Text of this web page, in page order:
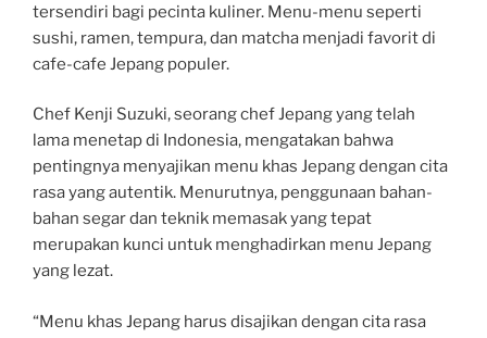
tersendiri bagi pecinta kuliner. Menu-menu seperti
sushi, ramen, tempura, dan matcha menjadi favorit di
cafe-cafe Jepang populer.
Chef Kenji Suzuki, seorang chef Jepang yang telah
lama menetap di Indonesia, mengatakan bahwa
pentingnya menyajikan menu khas Jepang dengan cita
rasa yang autentik. Menurutnya, penggunaan bahan-
bahan segar dan teknik memasak yang tepat
merupakan kunci untuk menghadirkan menu Jepang
yang lezat.
“Menu khas Jepang harus disajikan dengan cita rasa